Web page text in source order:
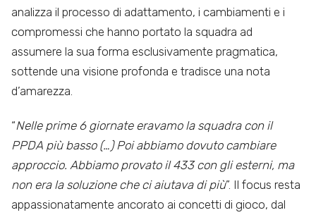
analizza il processo di adattamento, i cambiamenti e i
compromessi che hanno portato la squadra ad
assumere la sua forma esclusivamente pragmatica,
sottende una visione profonda e tradisce una nota
d’amarezza.
“Nelle prime 6 giornate eravamo la squadra con il
PPDA più basso (…) Poi abbiamo dovuto cambiare
approccio. Abbiamo provato il 433 con gli esterni, ma
non era la soluzione che ci aiutava di più”. Il focus resta
appassionatamente ancorato ai concetti di gioco, dal